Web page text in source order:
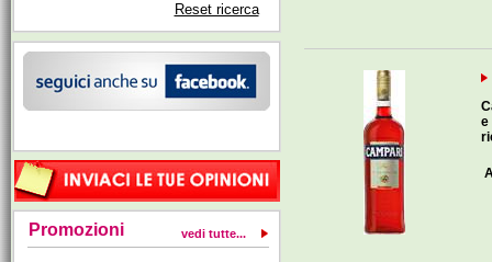
Reset ricerca
Promozioni vedi tutte...
e